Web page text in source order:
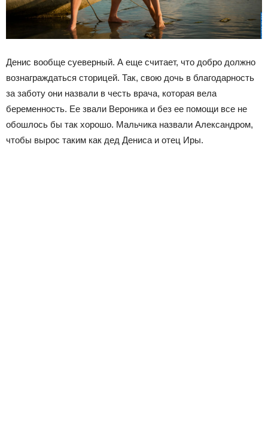
Денис вообще суеверный. А еще считает, что добро должно
вознаграждаться сторицей. Так, свою дочь в благодарность
за заботу они назвали в честь врача, которая вела
беременность. Ее звали Вероника и без ее помощи все не
обошлось бы так хорошо. Мальчика назвали Александром,
чтобы вырос таким как дед Дениса и отец Иры.